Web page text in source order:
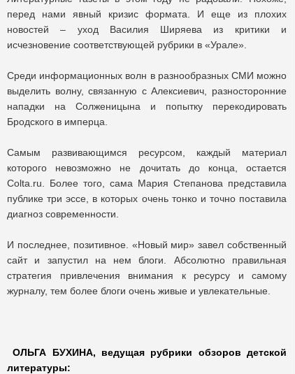
перед нами явный кризис формата. И еще из плохих
новостей – уход Василия Ширяева из критики и
исчезновение соответствующей рубрики в «Урале».
Среди информационных волн в разнообразных СМИ можно
выделить волну, связанную с Алексиевич, разносторонние
нападки на Солженицына и попытку перекодировать
Бродского в имперца.
Самым развивающимся ресурсом, каждый материал
которого невозможно не дочитать до конца, остается
Colta.ru. Более того, сама Мария Степанова представила
публике три эссе, в которых очень тонко и точно поставила
диагноз современности.
И последнее, позитивное. «Новый мир» завел собственный
сайт и запустил на нем блоги. Абсолютно правильная
стратегия привлечения внимания к ресурсу и самому
журналу, тем более блоги очень живые и увлекательные.
ОЛЬГА БУХИНА, ведущая рубрики обзоров детской
литературы: